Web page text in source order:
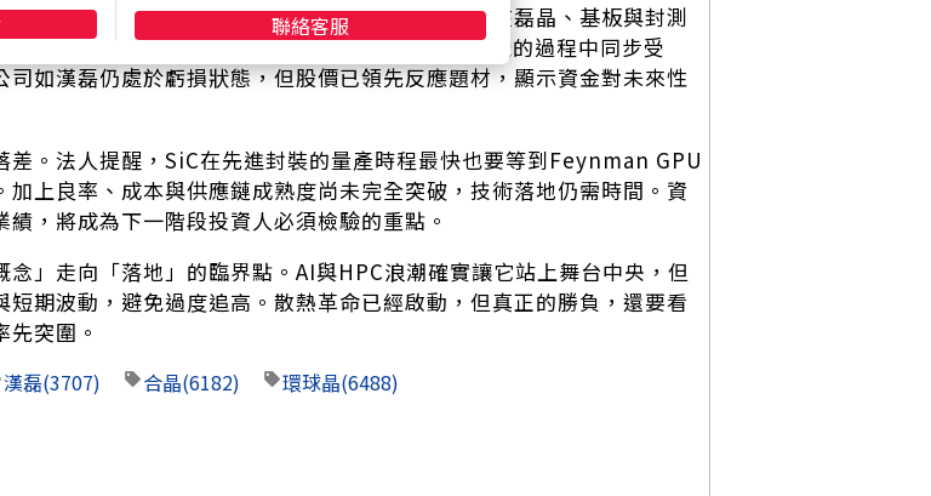
台亞等台廠也被視為潛在受惠者。這些公司分別在磊晶、基板與封測
系「碳化矽六雄」，在AI散熱與電力轉換需求起飛的過程中同步受
如漢磊仍處於虧損狀態，但股價已領先反應題材，顯示資金對未來性
差。法人提醒，SiC在先進封裝的量產時程最快也要等到Feynman GPU
上良率、成本與供應鏈成熟度尚未完全突破，技術落地仍需時間。資
，將成為下一階段投資人必須檢驗的重點。
」走向「落地」的臨界點。AI與HPC浪潮確實讓它站上舞台中央，但
期波動，避免過度追高。散熱革命已經啟動，但真正的勝負，還要看
突圍。
漢磊(3707) 合晶(6182) 環球晶(6488)
聯絡客服